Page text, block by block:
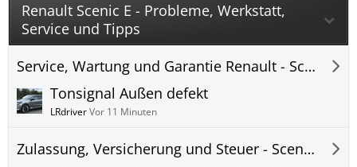
Renault Scenic E - Probleme, Werkstatt,
Service und Tipps
Service, Wartung und Garantie Renault - Scenic-E-Forum
Tonsignal Außen defekt
LRdriverVor 11 Minuten
Zulassung, Versicherung und Steuer - Scenic-E-Forum